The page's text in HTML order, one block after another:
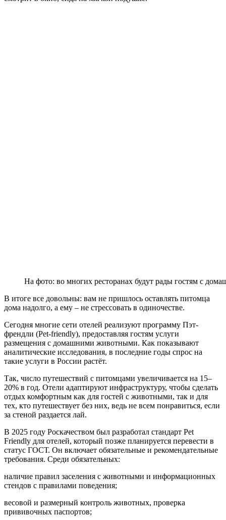
На фото: во многих ресторанах будут рады гостям с
В итоге все довольны: вам не пришлось оставлять питомца
дома надолго, а ему – не стрессовать в одиночестве.
Сегодня многие сети отелей реализуют программу Пэт-
френдли (Pet-friendly), предоставляя гостям услуги
размещения с домашними животными. Как показывают
аналитические исследования, в последние годы спрос на
такие услуги в России растёт.
Так, число путешествий с питомцами увеличивается на 15–
20% в год. Отели адаптируют инфраструктуру, чтобы сделать
отдых комфортным как для гостей с животными, так и для
тех, кто путешествует без них, ведь не всем понравиться, если
за стеной раздается лай.
В 2025 году Роскачеством был разработал стандарт Pet
Friendly для отелей, который позже планируется перевести в
статус ГОСТ. Он включает обязательные и рекомендательные
требования. Среди обязательных:
наличие правил заселения с животными и информационных
стендов с правилами поведения;
весовой и размерный контроль животных, проверка
прививочных паспортов;